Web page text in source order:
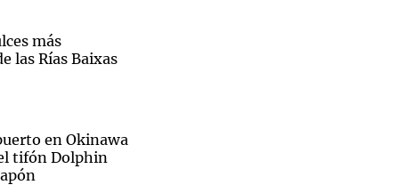
más
las Rías Baixas
en Okinawa
tifón Dolphin